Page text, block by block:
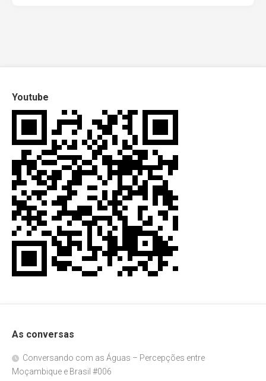
Youtube
As conversas
Conversando com as Águas – Percepções entre
Moçambique e Brasil #006